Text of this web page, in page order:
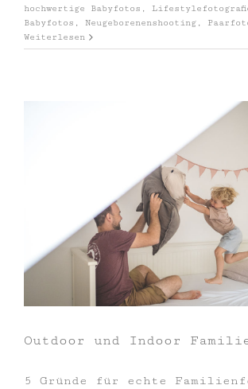
hochwertige Babyfotos
Babyfotos
Neugeborenenshooting
Weiterlesen
Outdoor und Indoor
5 Gründe für echte